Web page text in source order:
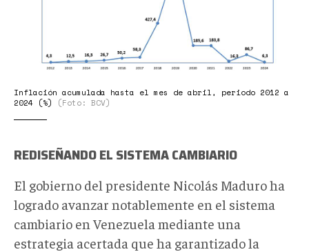
Inflación acumulada hasta el mes de abril, periodo 2012 a
2024 (%)
(Foto: BCV)
REDISEÑANDO EL SISTEMA CAMBIARIO
El gobierno del presidente Nicolás Maduro ha
logrado avanzar notablemente en el sistema
cambiario en Venezuela mediante una
estrategia acertada que ha garantizado la